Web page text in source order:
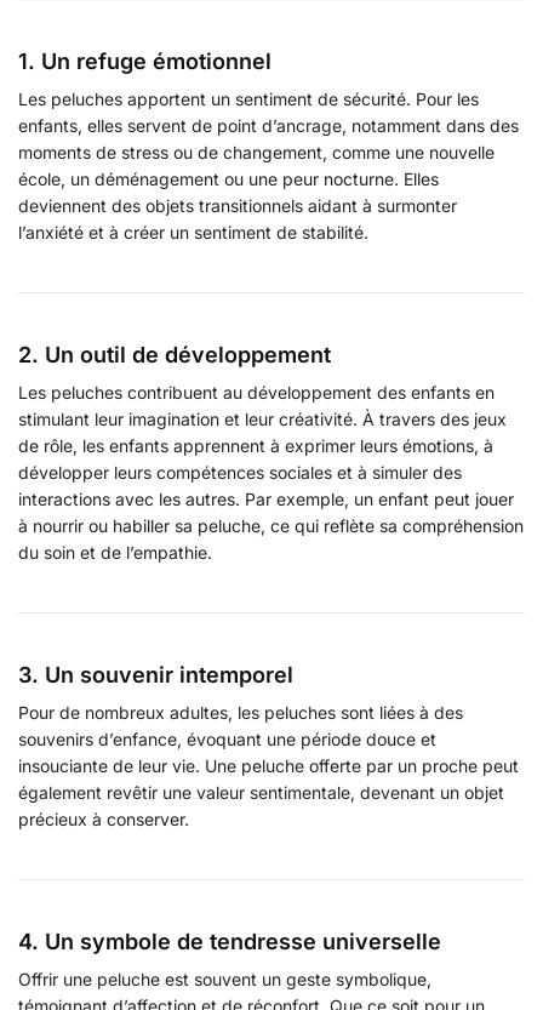
1. Un refuge émotionnel
Les peluches apportent un sentiment de sécurité. Pour les
enfants, elles servent de point d’ancrage, notamment dans des
moments de stress ou de changement, comme une nouvelle
école, un déménagement ou une peur nocturne. Elles
deviennent des objets transitionnels aidant à surmonter
l’anxiété et à créer un sentiment de stabilité.
2. Un outil de développement
Les peluches contribuent au développement des enfants en
stimulant leur imagination et leur créativité. À travers des jeux
de rôle, les enfants apprennent à exprimer leurs émotions, à
développer leurs compétences sociales et à simuler des
interactions avec les autres. Par exemple, un enfant peut jouer
à nourrir ou habiller sa peluche, ce qui reflète sa compréhension
du soin et de l’empathie.
3. Un souvenir intemporel
Pour de nombreux adultes, les peluches sont liées à des
souvenirs d’enfance, évoquant une période douce et
insouciante de leur vie. Une peluche offerte par un proche peut
également revêtir une valeur sentimentale, devenant un objet
précieux à conserver.
4. Un symbole de tendresse universelle
Offrir une peluche est souvent un geste symbolique,